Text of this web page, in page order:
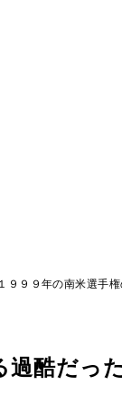
９９年の南米選手権
酷だっ